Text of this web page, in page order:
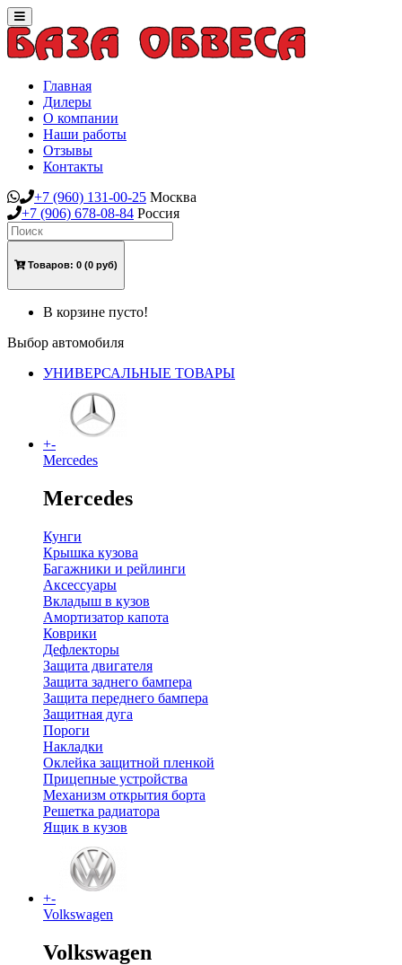
Toggle
navigation
Главная
Дилеры
О компании
Наши работы
Отзывы
Контакты
+7 (960) 131-00-25 Москва
+7 (906) 678-08-84 Россия
Товаров: 0 (0 руб)
В корзине пусто!
Выбор автомобиля
УНИВЕРСАЛЬНЫЕ ТОВАРЫ
+-
Mercedes
Mercedes
Кунги
Крышка кузова
Багажники и рейлинги
Аксессуары
Вкладыш в кузов
Амортизатор капота
Коврики
Дефлекторы
Защита двигателя
Защита заднего бампера
Защита переднего бампера
Защитная дуга
Пороги
Накладки
Оклейка защитной пленкой
Прицепные устройства
Механизм открытия борта
Решетка радиатора
Ящик в кузов
+-
Volkswagen
Volkswagen